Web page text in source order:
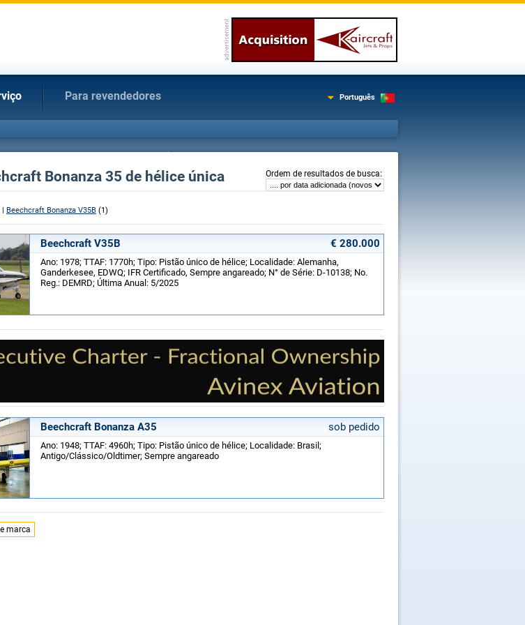
Para revendedores Português
Ordem de resultados de busca:
Bonanza 35 de hélice única
| Beechcraft Bonanza V35B (1)
Beechcraft V35B € 280.000
Ano: 1978; TTAF: 1770h; Tipo: Pistão único de hélice; Localidade: Alemanha,
Ganderkesee, EDWQ; IFR Certificado, Sempre angareado; N° de Série: D-10138; No.
Reg.: DEMRD; Última Anual: 5/2025
Beechcraft Bonanza A35 sob pedido
Ano: 1948; TTAF: 4960h; Tipo: Pistão único de hélice; Localidade: Brasil;
Antigo/Clássico/Oldtimer; Sempre angareado
marca